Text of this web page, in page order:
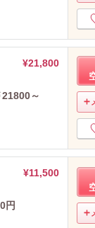
2024
2024
2023年
2023
2023
2023
2023
2023
2023
2023年
2023
2023
2023
2023
¥21,800
～
¥11,500
円